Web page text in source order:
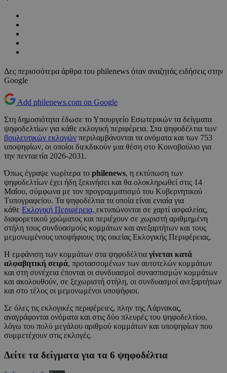
Δες περισσότερα άρθρα του philenews όταν αναζητάς ειδήσεις στην
Google
Add philenews.com on Google
Στη δημοσιότητα έδωσε το Υπουργείο Εσωτερικών τα δείγματα
ψηφοδελτίων για κάθε εκλογική περιφέρεια. Στα ψηφοδέλτια των
βουλευτικών εκλογών περιλαμβάνονται τα ονόματα και των 753
υποψηφίων, οι οποίοι διεκδικούν μια θέση στο Κοινοβούλιο για
την πενταετία 2026-2031.
Όπως έγραψε νωρίτερα το philenews, η εκτύπωση των
ψηφοδελτίων έχει ήδη ξεκινήσει και θα ολοκληρωθεί στις 14
Μαΐου, σύμφωνα με τον προγραμματισμό του Κυβερνητικού
Τυπογραφείου. Τα ψηφοδέλτια τα οποία είναι ενιαία για
κάθε Εκλογική Περιφέρεια, εκτυπώνονται σε χαρτί ασφαλείας,
διαφορετικού χρώματος και περιέχουν σε χωριστή αριθμημένη
στήλη τους συνδυασμούς κομμάτων και ανεξαρτήτων και τους
μεμονωμένους υποψήφιους της οικείας Εκλογικής Περιφέρειας.
Η εμφάνιση των κομμάτων στα ψηφοδέλτια γίνεται κατά
αλφαβητική σειρά, προτασσομένων των αυτοτελών κομμάτων
και στη συνέχεια έπονται οι συνδυασμοί συνασπισμών κομμάτων
και ακολουθούν, σε ξεχωριστή στήλη, οι συνδυασμοί ανεξαρτήτων
και στο τέλος οι μεμονωμένοι υποψήφιοι.
Σε όλες τις εκλογικές περιφέρειες, πλην της Λάρνακας,
αναγράφονται ονόματα και στις δύο πλευρές του ψηφοδελτίου,
λόγω του πολύ μεγάλου αριθμού κομμάτων και υποψηφίων που
συμμετέχουν στις εκλογές.
Δείτε τα δείγματα για τα 6 ψηφοδέλτια